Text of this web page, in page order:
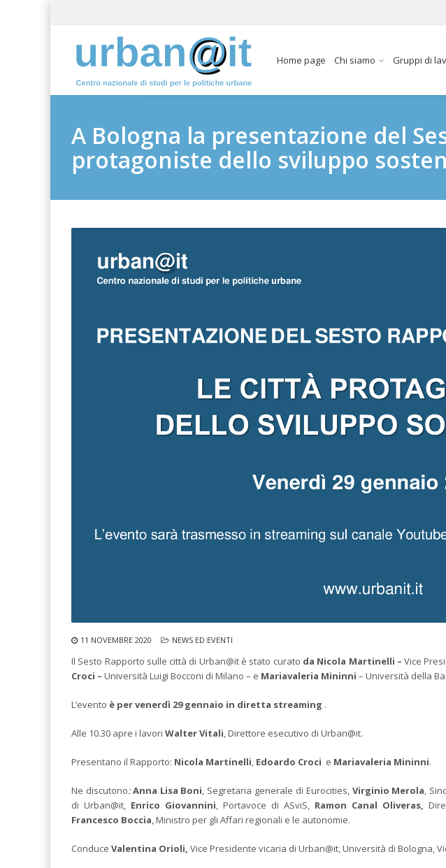
Home page Chi siamo Gruppi di
A Bologna la presentazione del
protagoniste dello sviluppo
11 NOVEMBRE 2020 NEWS ED EVENTI
Il Sesto Rapporto sulle città di Urban@it è stato curato da Nicola Martinelli – Vice
Croci – Università Luigi Bocconi di Milano – e Mariavaleria Mininni – Università della
L’evento è per venerdì 29 gennaio in diretta streaming .
Alle 10.30 apre i lavori Walter Vitali, Direttore esecutivo di Urban@it.
Presentano il Rapporto: Nicola Martinelli, Edoardo Croci e Mariavaleria Mininni.
Ne discutono:Anna Lisa Boni, Segretaria generale di Eurocities, Virginio Merola,
di Urban@it, Enrico Giovannini, Portavoce di ASviS, Ramon Canal Oliveras,
Francesco Boccia, Ministro per gli Affari regionali e le autonomie.
Conduce Valentina Orioli, Vice Presidente vicaria di Urban@it, Università di Bologna,